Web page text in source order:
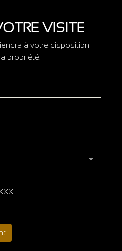
VISITE
à votre disposition
propriété.